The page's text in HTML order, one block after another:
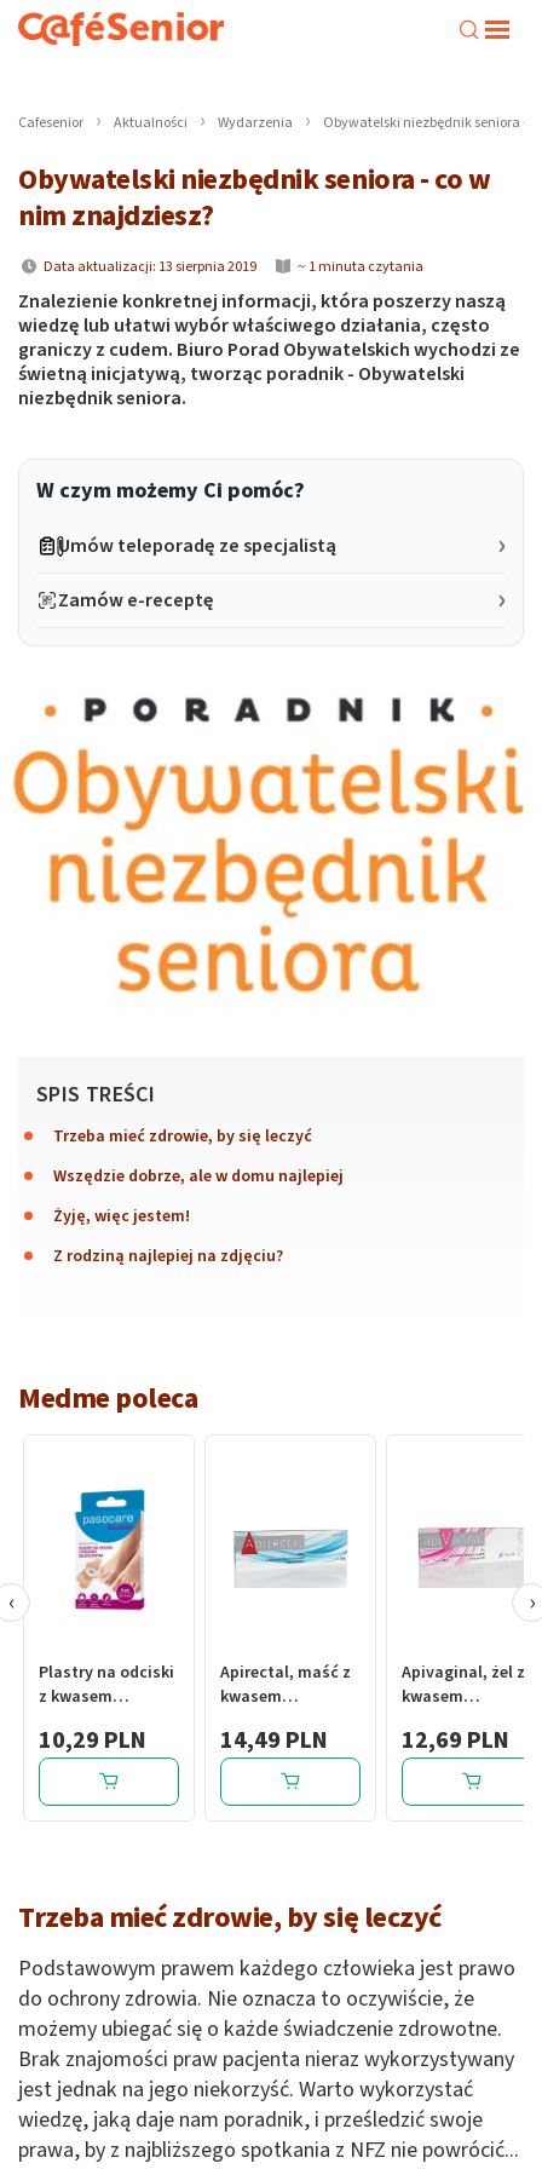
Cafesenior Aktualności Wydarzenia Obywatelski niezbędnik seniora -
Obywatelski niezbędnik seniora - co w
nim znajdziesz?
Data aktualizacji: 13 sierpnia 2019 ~ 1 minuta czytania
Znalezienie konkretnej informacji, która poszerzy naszą
wiedzę lub ułatwi wybór właściwego działania, często
graniczy z cudem. Biuro Porad Obywatelskich wychodzi ze
świetną inicjatywą, tworząc poradnik - Obywatelski
niezbędnik seniora.
W czym możemy Ci pomóc?
Umów teleporadę ze specjalistą
Zamów e-receptę
SPIS TREŚCI
Trzeba mieć zdrowie, by się leczyć
Wszędzie dobrze, ale w domu najlepiej
Żyję, więc jestem!
Z rodziną najlepiej na zdjęciu?
Medme poleca
Plastry na odciski
z kwasem
pasocare
specialist plus
10,29 PLN
Apirectal, maść z
kwasem
propolisem, 20 g
14,49 PLN
Apivaginal, żel z
kwasem
propolisem, 20 g
12,69 PLN
‹ ›
Trzeba mieć zdrowie, by się leczyć
Podstawowym prawem każdego człowieka jest prawo
do ochrony zdrowia. Nie oznacza to oczywiście, że
możemy ubiegać się o każde świadczenie zdrowotne.
Brak znajomości praw pacjenta nieraz wykorzystywany
jest jednak na jego niekorzyść. Warto wykorzystać
wiedzę, jaką daje nam poradnik, i prześledzić swoje
prawa, by z najbliższego spotkania z NFZ nie powrócić...